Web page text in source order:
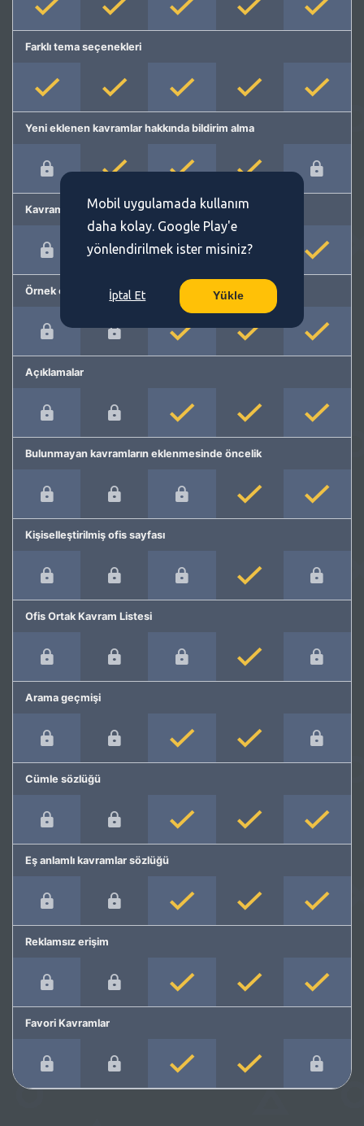
Farklı tema seçenekleri
Yeni eklenen kavramlar hakkında bildirim alma
Kavram önerme
Örnek cümleler
Açıklamalar
Bulunmayan kavramların eklenmesinde öncelik
Kişiselleştirilmiş ofis sayfası
Ofis Ortak Kavram Listesi
Arama geçmişi
Cümle sözlüğü
Eş anlamlı kavramlar sözlüğü
Reklamsız erişim
Favori Kavramlar
Mobil uygulamada kullanım
daha kolay. Google Play'e
yönlendirilmek ister misiniz?
İptal Et Yükle